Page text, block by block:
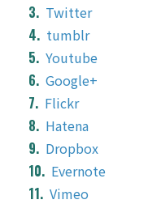
Twitter
tumblr
Youtube
Google+
Flickr
Hatena
Dropbox
Evernote
Vimeo